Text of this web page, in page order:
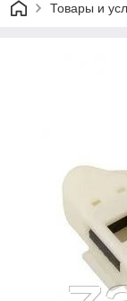
Товары и